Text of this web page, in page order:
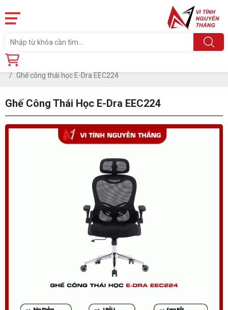
Trang chủ
Ghế công thái học E-Dra EEC224
Ghế Công Thái Học E-Dra EEC224